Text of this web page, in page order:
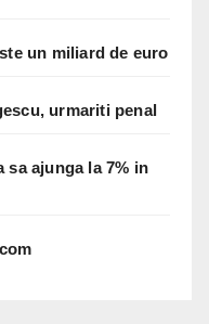
un miliard de euro
urmariti penal
sa ajunga la 7% in